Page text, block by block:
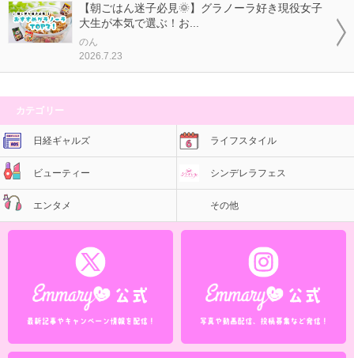
【朝ごはん迷子必見🌞】グラノーラ好き現役女子
大生が本気で選ぶ！お...
のん
2026.7.23
カテゴリー
日経ギャルズ ライフスタイル
ビューティー シンデレラフェス
エンタメ その他